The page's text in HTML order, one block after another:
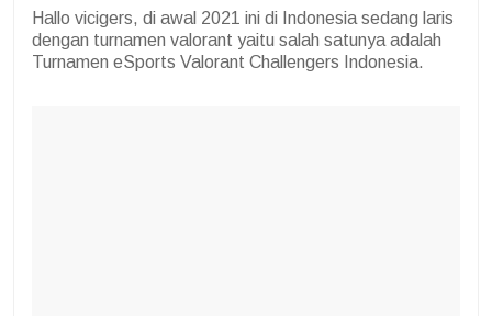
Hallo vicigers, di awal 2021 ini di Indonesia sedang laris
dengan turnamen valorant yaitu salah satunya adalah
Turnamen eSports Valorant Challengers Indonesia.